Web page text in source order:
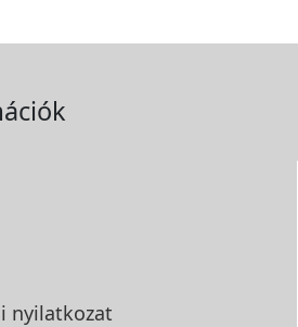
nyilatkozat